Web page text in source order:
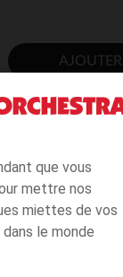
que vous
mettre nos
miettes de vos
le monde